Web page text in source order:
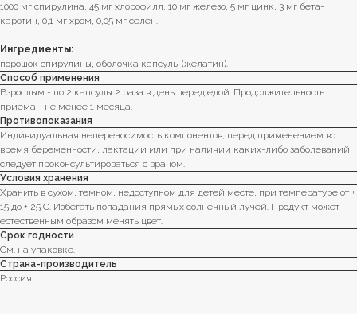
1000 мг спирулина, 45 мг хлорофилл, 10 мг железо, 5 мг цинк, 3 мг бета-
каротин, 0,1 мг хром, 0,05 мг селен.
Ингредиенты:
порошок спирулины, оболочка капсулы (желатин).
Способ применения
Взрослым - по 2 капсулы 2 раза в день перед едой. Продолжительность
приема - не менее 1 месяца.
Противопоказания
Индивидуальная непереносимость компонентов, перед применением во
время беременности, лактации или при наличии каких-либо заболеваний,
следует проконсультироваться с врачом.
Условия хранения
Хранить в сухом, темном, недоступном для детей месте, при температуре от +
15 до + 25 C. Избегать попадания прямых солнечный лучей. Продукт может
естественным образом менять цвет.
Срок годности
См. на упаковке.
Страна-производитель
Россия